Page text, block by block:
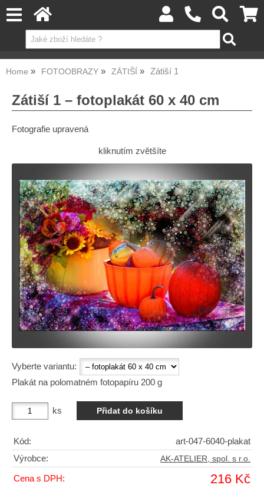
Home FOTOOBRAZY ZÁTIŠÍ Zátiší 1
Zátiší 1 – fotoplakát 60 x 40 cm
Fotografie upravená
kliknutím zvětšíte
Vyberte variantu:
Plakát na polomatném fotopapíru 200 g
ks
Kód:
art-047-6040-plakat
Výrobce:
AK-ATELIER, spol. s r.o.
Cena s DPH: 216 Kč